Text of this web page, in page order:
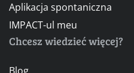
Aplikacja spontaniczna
IMPACT-ul meu
Chcesz wiedzieć więcej?
Blog